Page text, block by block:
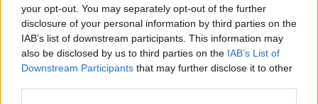
your opt-out. You may separately opt-out of the further
disclosure of your personal information by third parties on the
IAB’s list of downstream participants. This information may
also be disclosed by us to third parties on the IAB’s List of
Downstream Participants that may further disclose it to other
Μεγάλη Άμμος